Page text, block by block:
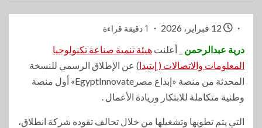
1 دقيقة قراءة
درية عبدالرحمن _ أعلنت هيئة تنمية صناعة تكنولوجيا
المعلومات والاتصالات ( إيتيدا) عن الإطلاق الرسمي للنسخة
المحدثة من منصة «إبداع مصرEgyptInnovate» أول منصة
وطنية متكاملة للابتكار وريادة الأعمال .
التي يتم تطويها وتشغيلها من خلال تحالف تقوده شركة انطلاق،